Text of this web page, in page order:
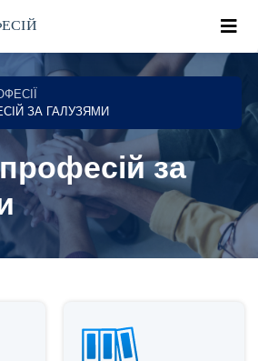
GŁÓWNEJ
ЗА ГАЛУЗЯМИ
за